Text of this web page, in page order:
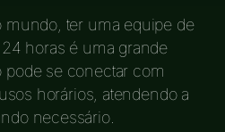
mundo, ter uma equipe de
horas é uma grande
se conectar com
horários, atendendo a
necessário.